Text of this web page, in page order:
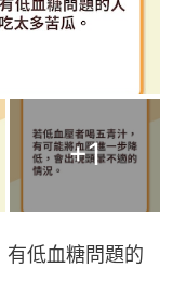
+1
有低血糖問題的